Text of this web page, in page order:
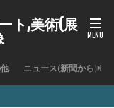
ート,美術(展
ニュース(新聞から)